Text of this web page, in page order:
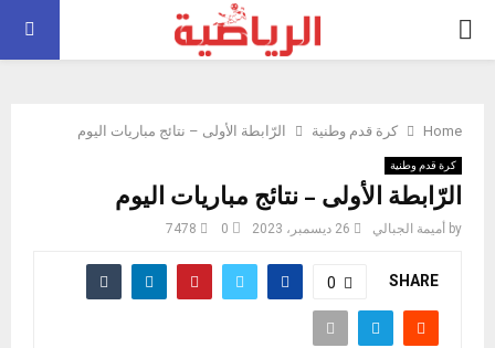
PRIMARY
Home كرة قدم وطنية الرّابطة الأولى – نتائج مباريات اليوم
كرة قدم وطنية
الرّابطة الأولى – نتائج مباريات اليوم
by أميمة الجبالي 26 ديسمبر، 2023 0
7478
SHARE
0